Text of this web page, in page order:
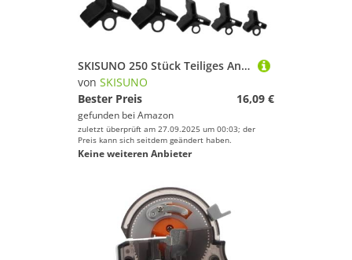
SKISUNO 250 Stück Teiliges Angelhaken Schutzkappen aus Dickem Material Sicherheits hakenhalter für Standard Mehrfachhaken Langlebige Schwarze Abdeckungen Einfach zu Verwenden und
von SKISUNO
Bester Preis
16,09 €
gefunden bei Amazon
zuletzt überprüft am 27.09.2025 um 00:03; der
Preis kann sich seitdem geändert haben.
Keine weiteren Anbieter